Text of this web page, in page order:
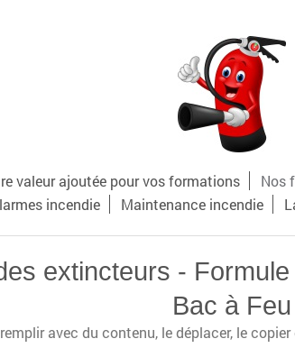
valeur ajoutée pour vos formations Nos
incendie Maintenance incendie
extincteurs -
Bac à Feu
avec du contenu, le déplacer, le copier